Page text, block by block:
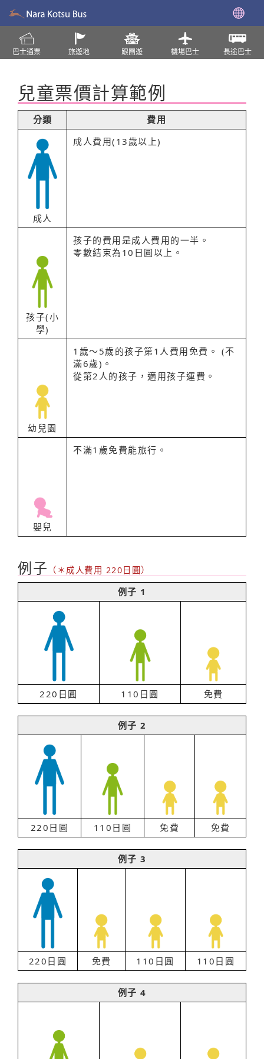
巴士通票 旅遊地 跟團遊 機場巴士 長途巴士
兒童票價計算範例
分類 費用
成人
成人費用(13歲以上)
孩子(小
學)
孩子的費用是成人費用的一半。
零數結束為10日圓以上。
幼兒園
1歲～5歲的孩子第1人費用免費。 (不
滿6歲)。
從第2人的孩子，適用孩子運費。
嬰兒
不滿1歲免費能旅行。
例子 （＊成人費用 220日圓）
例子 1
220日圓 110日圓 免費
例子 2
220日圓 110日圓 免費 免費
例子 3
220日圓 免費 110日圓 110日圓
例子 4